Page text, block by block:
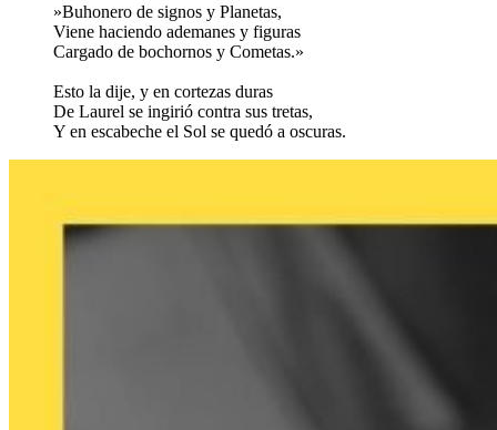
»Buhonero de signos y Planetas,
Viene haciendo ademanes y figuras
Cargado de bochornos y Cometas.»
Esto la dije, y en cortezas duras
De Laurel se ingirió contra sus tretas,
Y en escabeche el Sol se quedó a oscuras.